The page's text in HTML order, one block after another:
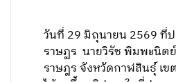
วันที่ 29 มิถุนายน 2569 ที่
ราษฏร นายวิรัช พิมพะนิต
ราษฎร จังหวัดกาฬสินธุ์ เข